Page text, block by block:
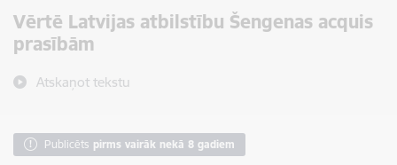
Vērtē Latvijas atbilstību Šengenas acquis
prasībām
Atskaņot tekstu
Publicēts pirms vairāk nekā 8 gadiem